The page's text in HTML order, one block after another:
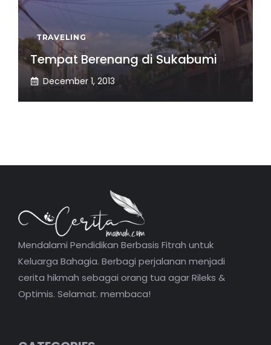
TRAVELING
Tempat Berenang di Sukabumi
December 1, 2013
Mendalami Pendidikan Berbasis Fitrah untuk
Keluarga Bahagia. Berbagi perjalanan menjadi
cerita hikmah sebagai orang tua agar Rileks &
Optimis. Selamat. membaca!